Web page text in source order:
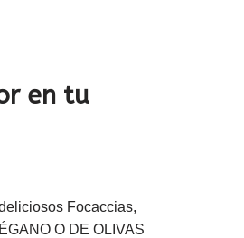
en tu
Focaccias,
O DE OLIVAS